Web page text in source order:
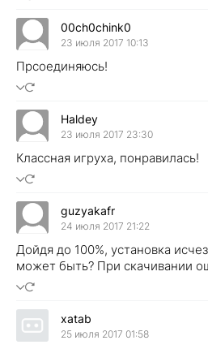
00ch0chink0
23 июля 2017 10:13
Прсоединяюсь!
Haldey
23 июля 2017 23:30
Классная игруха, понравилась!
guzyakafr
24 июля 2017 21:22
Дойдя до 100%, установка
может быть? При скачивании
xatab
25 июля 2017 01:58